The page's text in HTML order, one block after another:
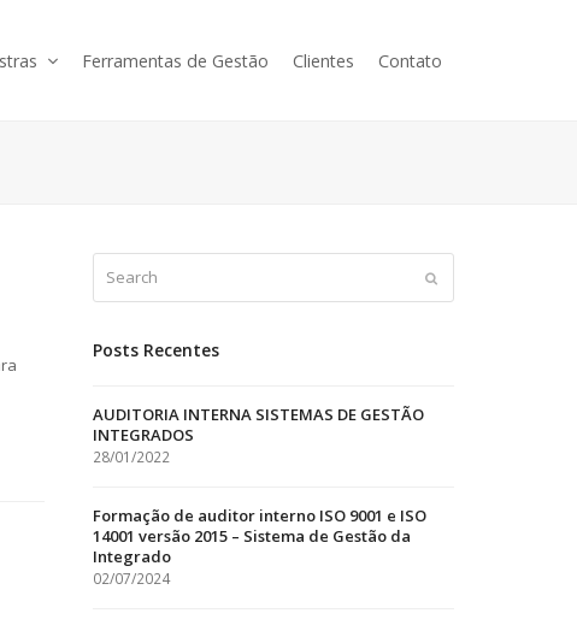
Ferramentas de Gestão Clientes Contato
Posts Recentes
AUDITORIA INTERNA SISTEMAS DE GESTÃO
INTEGRADOS
28/01/2022
Formação de auditor interno ISO 9001 e ISO
14001 versão 2015 – Sistema de Gestão da
Integrado
02/07/2024